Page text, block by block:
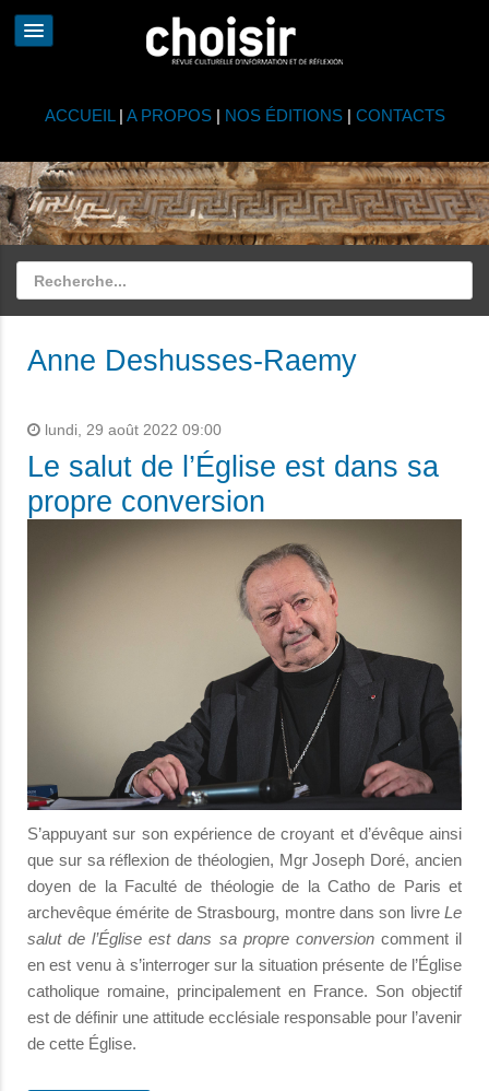
ACCUEIL | A PROPOS| NOS ÉDITIONS| CONTACTS
Anne Deshusses-Raemy
lundi, 29 août 2022 09:00
Le salut de l’Église est dans sa
propre conversion
S’appuyant sur son expérience de croyant et d’évêque ainsi
que sur sa réflexion de théologien, Mgr Joseph Doré, ancien
doyen de la Faculté de théologie de la Catho de Paris et
archevêque émérite de Strasbourg, montre dans son livre Le
salut de l’Église est dans sa propre conversioncomment il
en est venu à s’interroger sur la situation présente de l’Église
catholique romaine, principalement en France. Son objectif
est de définir une attitude ecclésiale responsable pour l’avenir
de cette Église.